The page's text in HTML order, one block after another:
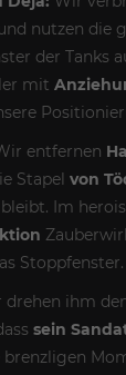
nutzen die
der Tanks
mit
entfernen
Stapel von
Im
Stoppfenster.
drehen ihm
sein